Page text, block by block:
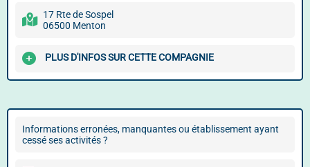
17 Rte de Sospel
06500 Menton
PLUS D'INFOS SUR CETTE COMPAGNIE
Informations erronées, manquantes ou établissement ayant
cessé ses activités ?